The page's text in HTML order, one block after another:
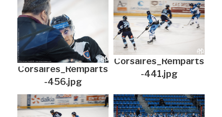
Corsaires_Remparts
-456.jpg
Corsaires_Remparts
-441.jpg